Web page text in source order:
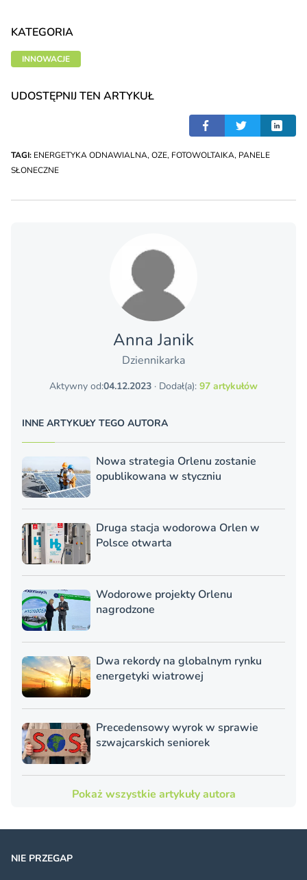
KATEGORIA
INNOWACJE
UDOSTĘPNIJ TEN ARTYKUŁ
TAGI: ENERGETYKA ODNAWIALNA, OZE, FOTOWOLTAIKA, PANELE
SŁONECZNE
Anna Janik
Dziennikarka
Aktywny od:04.12.2023 · Dodał(a): 97 artykułów
INNE ARTYKUŁY TEGO AUTORA
Nowa strategia Orlenu zostanie
opublikowana w styczniu
Druga stacja wodorowa Orlen w
Polsce otwarta
Wodorowe projekty Orlenu
nagrodzone
Dwa rekordy na globalnym rynku
energetyki wiatrowej
Precedensowy wyrok w sprawie
szwajcarskich seniorek
Pokaż wszystkie artykuły autora
NIE PRZEGAP